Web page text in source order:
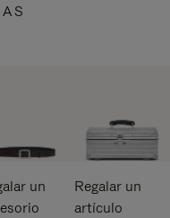
un
Regalar un
artículo